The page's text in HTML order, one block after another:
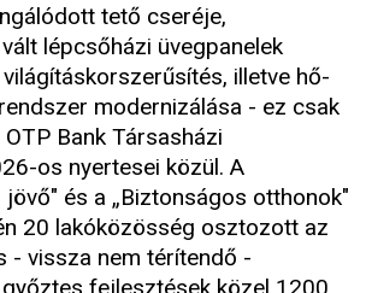
tető cseréje,
lépcsőházi üvegpanelek
illetve hő-
modernizálása - ez csak
Bank Társasházi
os nyertesei közül. A
jövő" és a „Biztonságos otthonok"
20 lakóközösség osztozott az
- vissza nem térítendő -
fejlesztések közel 1200